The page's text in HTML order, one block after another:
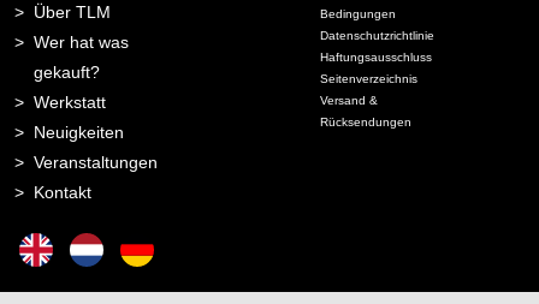
Über TLM
Wer hat was
gekauft?
Werkstatt
Neuigkeiten
Veranstaltungen
Kontakt
Bedingungen
Datenschutzrichtlinie
Haftungsausschluss
Seitenverzeichnis
Versand &
Rücksendungen